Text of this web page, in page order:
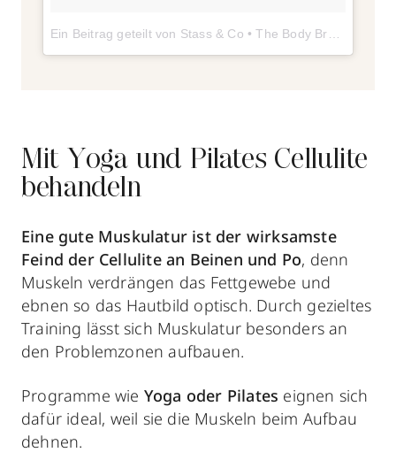
Ein Beitrag geteilt von Stass & Co • The Body Brush (@stassandco)
Mit Yoga und Pilates Cellulite
behandeln
Eine gute Muskulatur ist der wirksamste
Feind der Cellulite an Beinen und Po, denn
Muskeln verdrängen das Fettgewebe und
ebnen so das Hautbild optisch. Durch gezieltes
Training lässt sich Muskulatur besonders an
den Problemzonen aufbauen.
Programme wie Yoga oder Pilates eignen sich
dafür ideal, weil sie die Muskeln beim Aufbau
dehnen.